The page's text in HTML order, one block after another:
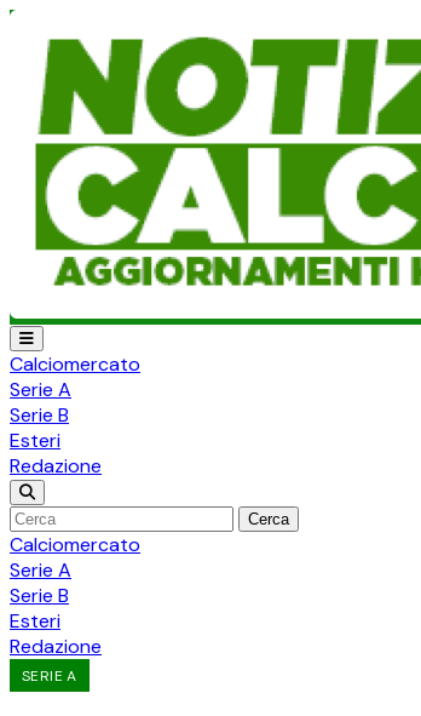
Calciomercato
Serie A
Serie B
Esteri
Redazione
Cerca
Calciomercato
Serie A
Serie B
Esteri
Redazione
SERIE A